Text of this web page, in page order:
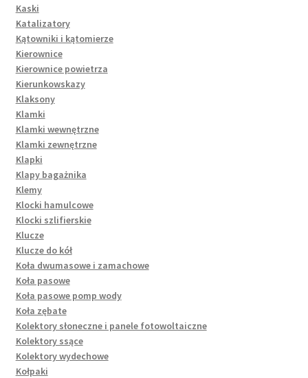
Kaski
Katalizatory
Kątowniki i kątomierze
Kierownice
Kierownice powietrza
Kierunkowskazy
Klaksony
Klamki
Klamki wewnętrzne
Klamki zewnętrzne
Klapki
Klapy bagażnika
Klemy
Klocki hamulcowe
Klocki szlifierskie
Klucze
Klucze do kół
Koła dwumasowe i zamachowe
Koła pasowe
Koła pasowe pomp wody
Koła zębate
Kolektory słoneczne i panele fotowoltaiczne
Kolektory ssące
Kolektory wydechowe
Kołpaki